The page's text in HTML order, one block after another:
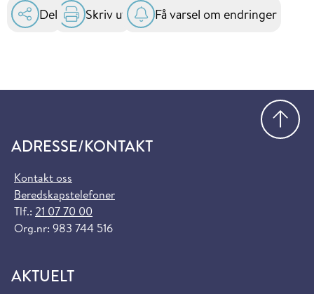
Del Skriv ut Få varsel om endringer
ADRESSE/KONTAKT
Kontakt oss
Beredskapstelefoner
Tlf.: 21 07 70 00
Org.nr: 983 744 516
AKTUELT